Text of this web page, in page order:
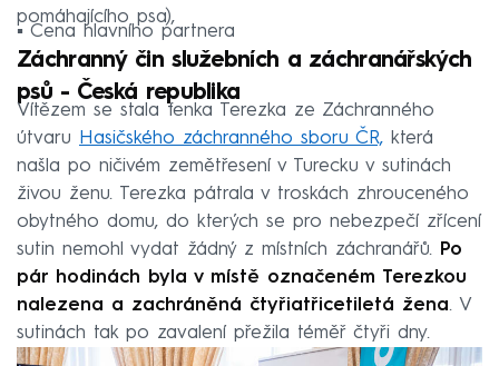
pomáhajícího psa),
▪ Cena hlavního partnera
Záchranný čin služebních a záchranářských
psů - Česká republika
Vítězem se stala fenka Terezka ze Záchranného
útvaru
Hasičského záchranného sboru ČR, která
našla po ničivém zemětřesení v Turecku v sutinách
živou ženu. Terezka pátrala v troskách zhrouceného
obytného domu, do kterých se pro nebezpečí zřícení
sutin nemohl vydat žádný z místních záchranářů. Po
pár hodinách byla v místě označeném Terezkou
nalezena a zachráněná čtyřiatřicetiletá žena. V
sutinách tak po zavalení přežila téměř čtyři dny.